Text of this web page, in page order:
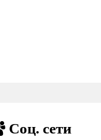
Соц. сети